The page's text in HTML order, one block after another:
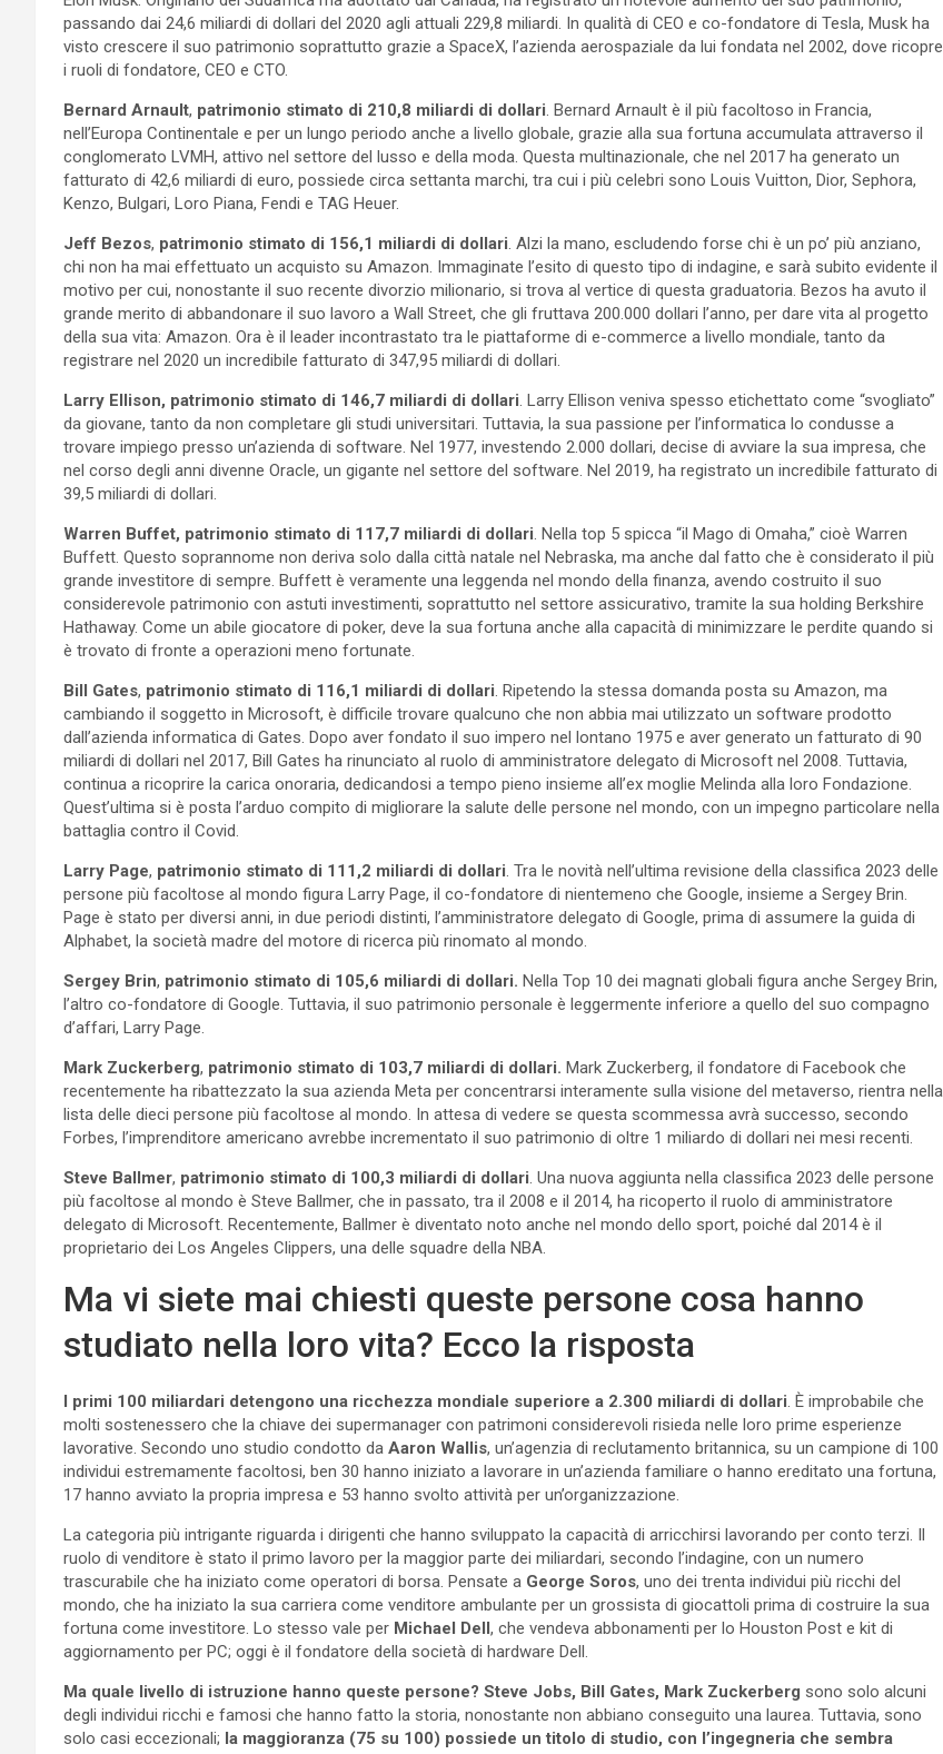
passando dai 24,6 miliardi di dollari del 2020 agli attuali 229,8 miliardi. In qualità di CEO e co-fondatore di Tesla, Musk ha
visto crescere il suo patrimonio soprattutto grazie a SpaceX, l’azienda aerospaziale da lui fondata nel 2002, dove ricopre
i ruoli di fondatore, CEO e CTO.
Bernard Arnault, patrimonio stimato di 210,8 miliardi di dollari . Bernard Arnault è il più facoltoso in Francia,
nell’Europa Continentale e per un lungo periodo anche a livello globale, grazie alla sua fortuna accumulata attraverso il
conglomerato LVMH, attivo nel settore del lusso e della moda. Questa multinazionale, che nel 2017 ha generato un
fatturato di 42,6 miliardi di euro, possiede circa settanta marchi, tra cui i più celebri sono Louis Vuitton, Dior, Sephora,
Kenzo, Bulgari, Loro Piana, Fendi e TAG Heuer.
Jeff Bezos, patrimonio stimato di 156,1 miliardi di dollari . Alzi la mano, escludendo forse chi è un po’ più anziano,
chi non ha mai effettuato un acquisto su Amazon. Immaginate l’esito di questo tipo di indagine, e sarà subito evidente il
motivo per cui, nonostante il suo recente divorzio milionario, si trova al vertice di questa graduatoria. Bezos ha avuto il
grande merito di abbandonare il suo lavoro a Wall Street, che gli fruttava 200.000 dollari l’anno, per dare vita al progetto
della sua vita: Amazon. Ora è il leader incontrastato tra le piattaforme di e-commerce a livello mondiale, tanto da
registrare nel 2020 un incredibile fatturato di 347,95 miliardi di dollari.
Larry Ellison, patrimonio stimato di 146,7 miliardi di dollari . Larry Ellison veniva spesso etichettato come “svogliato”
da giovane, tanto da non completare gli studi universitari. Tuttavia, la sua passione per l’informatica lo condusse a
trovare impiego presso un’azienda di software. Nel 1977, investendo 2.000 dollari, decise di avviare la sua impresa, che
nel corso degli anni divenne Oracle, un gigante nel settore del software. Nel 2019, ha registrato un incredibile fatturato di
39,5 miliardi di dollari.
Warren Buffet, patrimonio stimato di 117,7 miliardi di dollari . Nella top 5 spicca “il Mago di Omaha,” cioè Warren
Buffett. Questo soprannome non deriva solo dalla città natale nel Nebraska, ma anche dal fatto che è considerato il più
grande investitore di sempre. Buffett è veramente una leggenda nel mondo della finanza, avendo costruito il suo
considerevole patrimonio con astuti investimenti, soprattutto nel settore assicurativo, tramite la sua holding Berkshire
Hathaway. Come un abile giocatore di poker, deve la sua fortuna anche alla capacità di minimizzare le perdite quando si
è trovato di fronte a operazioni meno fortunate.
Bill Gates, patrimonio stimato di 116,1 miliardi di dollari . Ripetendo la stessa domanda posta su Amazon, ma
cambiando il soggetto in Microsoft, è difficile trovare qualcuno che non abbia mai utilizzato un software prodotto
dall’azienda informatica di Gates. Dopo aver fondato il suo impero nel lontano 1975 e aver generato un fatturato di 90
miliardi di dollari nel 2017, Bill Gates ha rinunciato al ruolo di amministratore delegato di Microsoft nel 2008. Tuttavia,
continua a ricoprire la carica onoraria, dedicandosi a tempo pieno insieme all’ex moglie Melinda alla loro Fondazione.
Quest’ultima si è posta l’arduo compito di migliorare la salute delle persone nel mondo, con un impegno particolare nella
battaglia contro il Covid.
Larry Page, patrimonio stimato di 111,2 miliardi di dollari . Tra le novità nell’ultima revisione della classifica 2023 delle
persone più facoltose al mondo figura Larry Page, il co-fondatore di nientemeno che Google, insieme a Sergey Brin.
Page è stato per diversi anni, in due periodi distinti, l’amministratore delegato di Google, prima di assumere la guida di
Alphabet, la società madre del motore di ricerca più rinomato al mondo.
Sergey Brin, patrimonio stimato di 105,6 miliardi di dollari. Nella Top 10 dei magnati globali figura anche Sergey Brin,
l’altro co-fondatore di Google. Tuttavia, il suo patrimonio personale è leggermente inferiore a quello del suo compagno
d’affari, Larry Page.
Mark Zuckerberg, patrimonio stimato di 103,7 miliardi di dollari. Mark Zuckerberg, il fondatore di Facebook che
recentemente ha ribattezzato la sua azienda Meta per concentrarsi interamente sulla visione del metaverso, rientra nella
lista delle dieci persone più facoltose al mondo. In attesa di vedere se questa scommessa avrà successo, secondo
Forbes, l’imprenditore americano avrebbe incrementato il suo patrimonio di oltre 1 miliardo di dollari nei mesi recenti.
Steve Ballmer, patrimonio stimato di 100,3 miliardi di dollari . Una nuova aggiunta nella classifica 2023 delle persone
più facoltose al mondo è Steve Ballmer, che in passato, tra il 2008 e il 2014, ha ricoperto il ruolo di amministratore
delegato di Microsoft. Recentemente, Ballmer è diventato noto anche nel mondo dello sport, poiché dal 2014 è il
proprietario dei Los Angeles Clippers, una delle squadre della NBA.
Ma vi siete mai chiesti queste persone cosa hanno
studiato nella loro vita? Ecco la risposta
I primi 100 miliardari detengono una ricchezza mondiale superiore a 2.300 miliardi di dollari . È improbabile che
molti sostenessero che la chiave dei supermanager con patrimoni considerevoli risieda nelle loro prime esperienze
lavorative. Secondo uno studio condotto da Aaron Wallis, un’agenzia di reclutamento britannica, su un campione di 100
individui estremamente facoltosi, ben 30 hanno iniziato a lavorare in un’azienda familiare o hanno ereditato una fortuna,
17 hanno avviato la propria impresa e 53 hanno svolto attività per un’organizzazione.
La categoria più intrigante riguarda i dirigenti che hanno sviluppato la capacità di arricchirsi lavorando per conto terzi. Il
ruolo di venditore è stato il primo lavoro per la maggior parte dei miliardari, secondo l’indagine, con un numero
trascurabile che ha iniziato come operatori di borsa. Pensate a George Soros, uno dei trenta individui più ricchi del
mondo, che ha iniziato la sua carriera come venditore ambulante per un grossista di giocattoli prima di costruire la sua
fortuna come investitore. Lo stesso vale per Michael Dell, che vendeva abbonamenti per lo Houston Post e kit di
aggiornamento per PC; oggi è il fondatore della società di hardware Dell.
Ma quale livello di istruzione hanno queste persone? Steve Jobs, Bill Gates, Mark Zuckerberg sono solo alcuni
degli individui ricchi e famosi che hanno fatto la storia, nonostante non abbiano conseguito una laurea. Tuttavia, sono
solo casi eccezionali; la maggioranza (75 su 100) possiede un titolo di studio, con l’ingegneria che sembra